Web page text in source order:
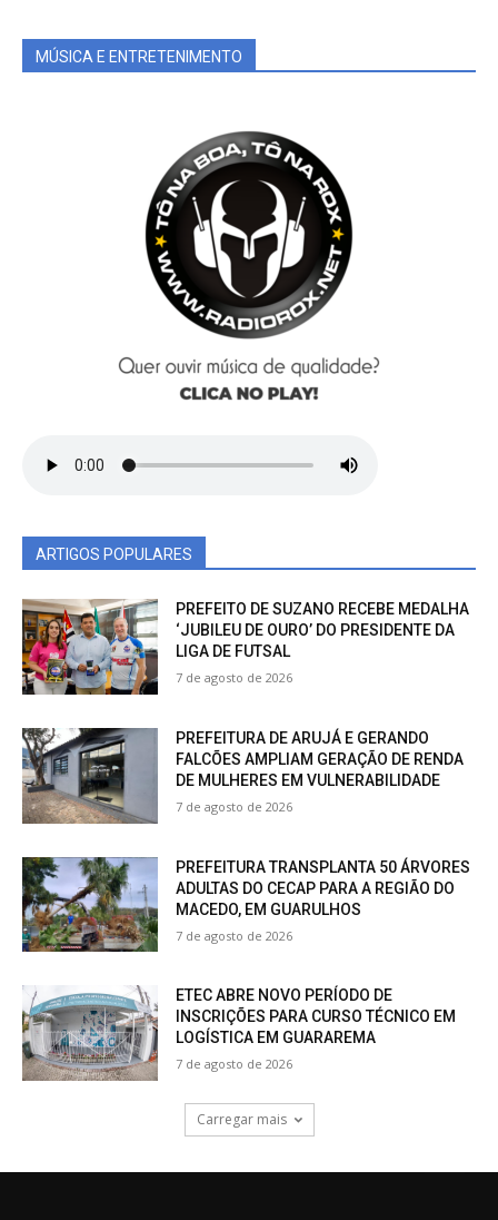
MÚSICA E ENTRETENIMENTO
ARTIGOS POPULARES
PREFEITO DE SUZANO RECEBE MEDALHA
‘JUBILEU DE OURO’ DO PRESIDENTE DA
LIGA DE FUTSAL
7 de agosto de 2026
PREFEITURA DE ARUJÁ E GERANDO
FALCÕES AMPLIAM GERAÇÃO DE RENDA
DE MULHERES EM VULNERABILIDADE
7 de agosto de 2026
PREFEITURA TRANSPLANTA 50 ÁRVORES
ADULTAS DO CECAP PARA A REGIÃO DO
MACEDO, EM GUARULHOS
7 de agosto de 2026
ETEC ABRE NOVO PERÍODO DE
INSCRIÇÕES PARA CURSO TÉCNICO EM
LOGÍSTICA EM GUARAREMA
7 de agosto de 2026
Carregar mais